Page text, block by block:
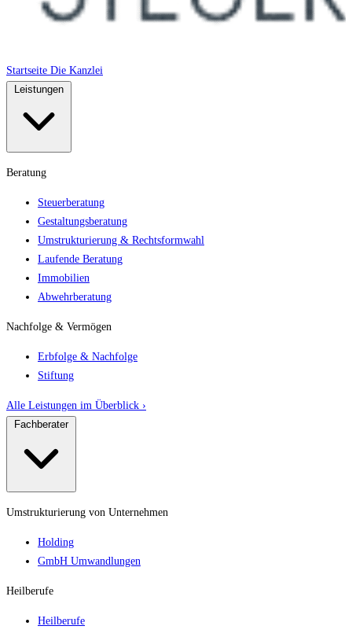
Startseite Die Kanzlei
Beratung
Steuerberatung
Gestaltungsberatung
Umstrukturierung & Rechtsformwahl
Laufende Beratung
Immobilien
Abwehrberatung
Nachfolge & Vermögen
Erbfolge & Nachfolge
Stiftung
Alle Leistungen im Überblick ›
Fachberater
Umstrukturierung von Unternehmen
Holding
GmbH Umwandlungen
Heilberufe
Heilberufe